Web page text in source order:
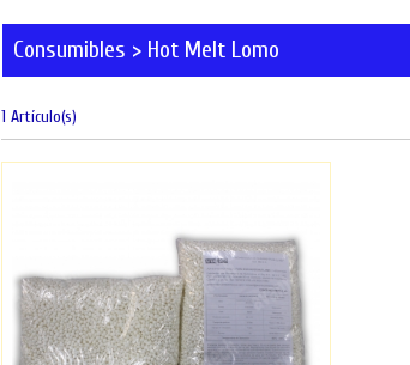
Consumibles > Hot Melt Lomo
1 Artículo(s)